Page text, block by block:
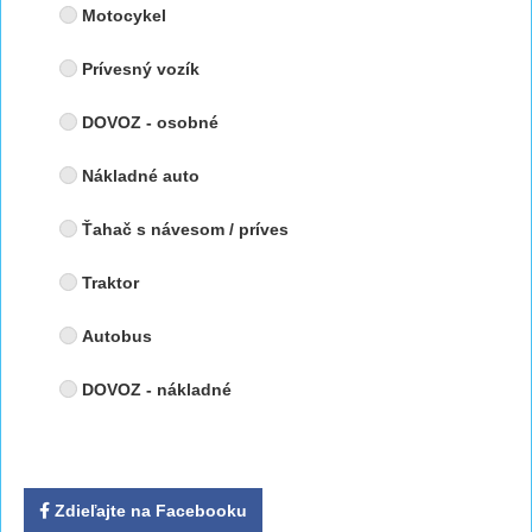
Motocykel
Prívesný vozík
DOVOZ - osobné
Nákladné auto
Ťahač s návesom / príves
Traktor
Autobus
DOVOZ - nákladné
Zdieľajte na Facebooku